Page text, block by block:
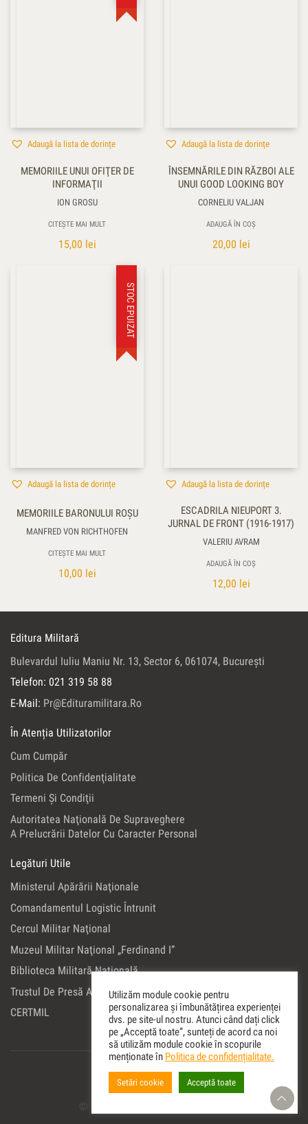
Adaugă la lista de dorințe
MEMORIILE UNUI OFIŢER DE
INFORMAŢII
ION GROSU
CITEȘTE MAI MULT
15,00 lei
Adaugă la lista de dorințe
ÎNSEMNĂRILE DIN RĂZBOI ALE
UNUI GOOD LOOKING BOY
CORNELIU VALJAN
ADAUGĂ ÎN COȘ
20,00 lei
STOC EPUIZAT
Adaugă la lista de dorințe
MEMORIILE BARONULUI ROŞU
MANFRED VON RICHTHOFEN
CITEȘTE MAI MULT
10,00 lei
Adaugă la lista de dorințe
ESCADRILA NIEUPORT 3.
JURNAL DE FRONT (1916-1917)
VALERIU AVRAM
ADAUGĂ ÎN COȘ
12,00 lei
Editura Militară
Bulevardul Iuliu Maniu Nr. 13, Sector 6, 061074, Bucureşti
Telefon: 021 319 58 88
E-Mail: Pr@edituramilitara.ro
În Atenția Utilizatorilor
Cum Cumpăr
Politica De Confidenţialitate
Termeni Şi Condiţii
Autoritatea Naţională De Supraveghere
A Prelucrării Datelor Cu Caracter Personal
Legături Utile
Ministerul Apărării Naţionale
Comandamentul Logistic Întrunit
Cercul Militar Naţional
Muzeul Militar Naţional „Ferdinand I”
Biblioteca Militară Naţională
Trustul De Presă Al Ministerului Apărării Naţionale
CERTMIL
© Copyright 2022 Editura Militara
Utilizăm module cookie pentru
personalizarea și îmbunătățirea experienței
dvs. pe site-ul nostru. Atunci când dați click
pe „Acceptă toate”, sunteți de acord ca noi
să utilizăm module cookie în scopurile
menționate în Politica de confidențialitate.
Setări cookie Acceptă toate